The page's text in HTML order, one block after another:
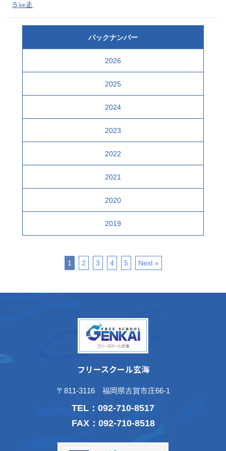
５㎞走
バックナンバー
2026
2025
2024
2023
2022
2021
2020
2019
1 2 3 4 5 Next »
フリースクール玄海
〒811-3116 福岡県古賀市庄66-1
TEL： 092-710-8517
FAX：092-710-8518